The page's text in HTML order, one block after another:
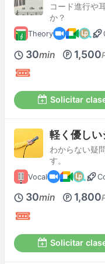
コード進行や
か？
Theory
30min 1,500
Solicitar
軽く優し
わからない疑
す。
Vocal
30min 1,800
Solicitar